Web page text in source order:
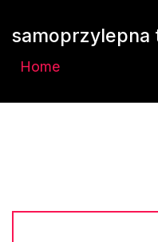
samoprzylepna
Home